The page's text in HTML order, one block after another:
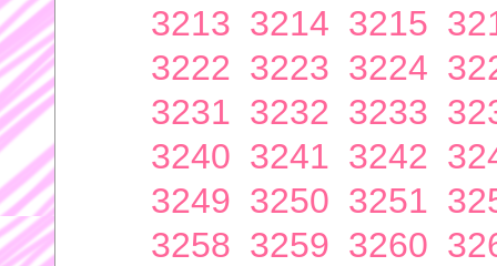
3213 3214 3215
3222 3223 3224
3231 3232 3233
3240 3241 3242
3249 3250 3251
3258 3259 3260